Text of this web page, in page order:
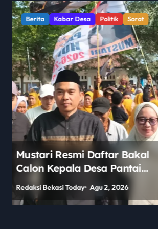
Berita Kabar Desa Politik Sorot
Dayatullah Resmi Daftar
Calon Kepala Desa Buni Bakti
2026–2034, Diantar Keluarga
dan Ratusan Pendukung
Redaksi Bekasi Today Jul 31, 2026